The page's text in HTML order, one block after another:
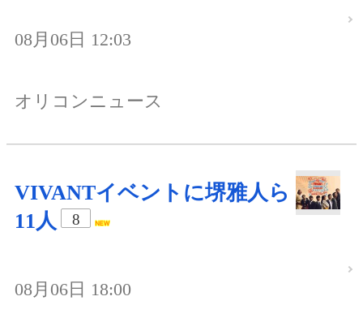
08月06日 12:03
オリコンニュース
VIVANTイベントに堺雅人ら
11人
8
08月06日 18:00